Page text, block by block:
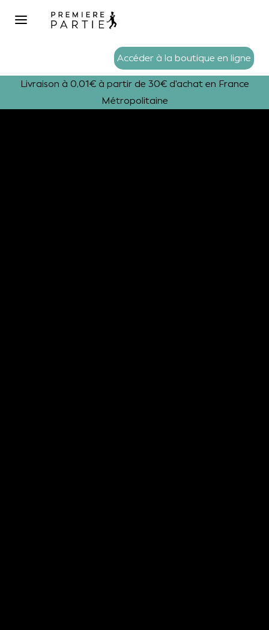
Accéder à la boutique en ligne
Livraison à 0,01€ à partir de 30€ d'achat en France
Métropolitaine